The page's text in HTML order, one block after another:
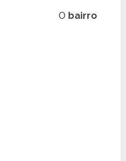
O bairro